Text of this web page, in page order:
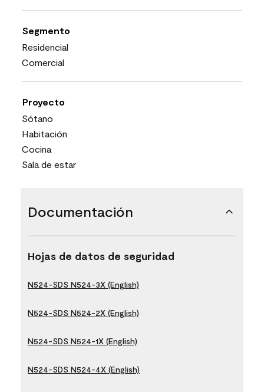
Segmento
Residencial
Comercial
Proyecto
Sótano
Habitación
Cocina
Sala de estar
Documentación
Hojas de datos de seguridad
N524-SDS N524-3X (English)
N524-SDS N524-2X (English)
N524-SDS N524-1X (English)
N524-SDS N524-4X (English)